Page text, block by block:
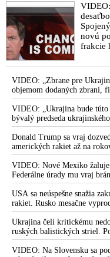
novú
frakcie
VIDEO: „Zbrane pre
objemom dodaných zbraní,
tlaku na nepriateľa,“
ukrajinským diplomatom v
že USA Ukrajine nedodajú
VIDEO: „Ukrajina bude túto
bývalý predseda
Donald Trump sa vraj
amerických rakiet až na
Camp David v Marylande, a
Irán. Prezident USA sa pre
bol presvedčený o opaku
VIDEO: Nové Mexiko
Federálne úrady mu vraj
organizátora pedofilnej
dve dievčatá zo zahraničia,
fetišistického sexu,
štáte
USA sa neúspešne snažia
rakiet. Rusko mesačne
všetci producenti systémov
Ukrajina čelí kritickému
ruských balistických striel.
nepodarilo zostreliť ani
prostredníctvom NATO
VIDEO: Na Slovensku sa